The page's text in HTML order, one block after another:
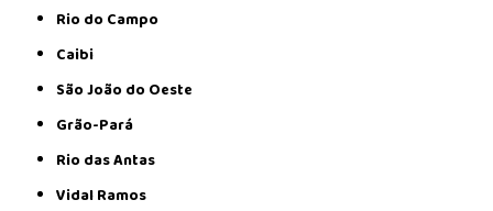
Rio do Campo
Caibi
São João do Oeste
Grão-Pará
Rio das Antas
Vidal Ramos